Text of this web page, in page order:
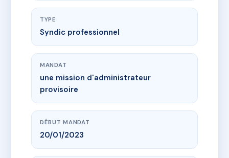
TYPE
Syndic professionnel
MANDAT
une mission d'administrateur
provisoire
DÉBUT MANDAT
20/01/2023